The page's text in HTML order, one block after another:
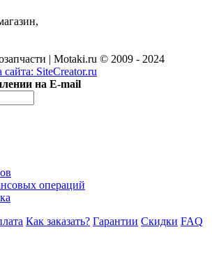
| Motaki.ru © 2009 - 2024
сайта: SiteCreator.ru
на E-mail
операций
Как заказать? Гарантии Скидки FAQ